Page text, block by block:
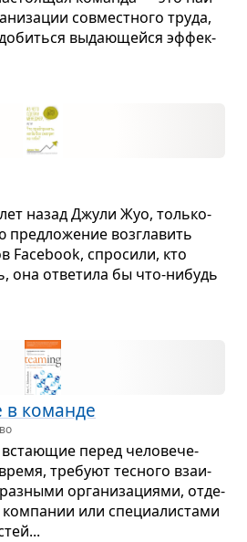
сов­мест­ного труда,
выда­ю­щейся эффек­
назад Джули Жуо, только-
воз­гла­вить
Facebook, спро­сили, кто
она отве­тила бы что-нибудь
в команде
перед чело­ве­че­
тре­буют тес­ного вза­и­
орга­ни­за­ци­ями, отде­
или спе­ци­а­ли­стами